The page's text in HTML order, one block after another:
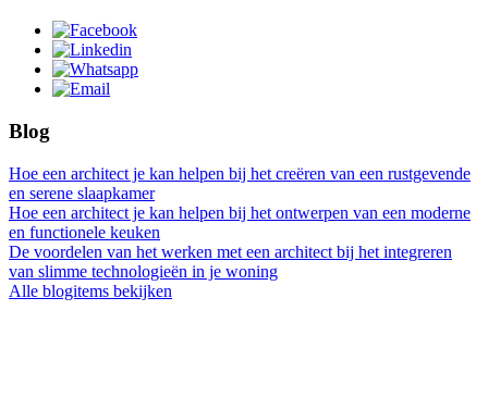
Blog
Hoe een architect je kan helpen bij het creëren van een rustgevende
en serene slaapkamer
Hoe een architect je kan helpen bij het ontwerpen van een moderne
en functionele keuken
De voordelen van het werken met een architect bij het integreren
van slimme technologieën in je woning
Alle blogitems bekijken